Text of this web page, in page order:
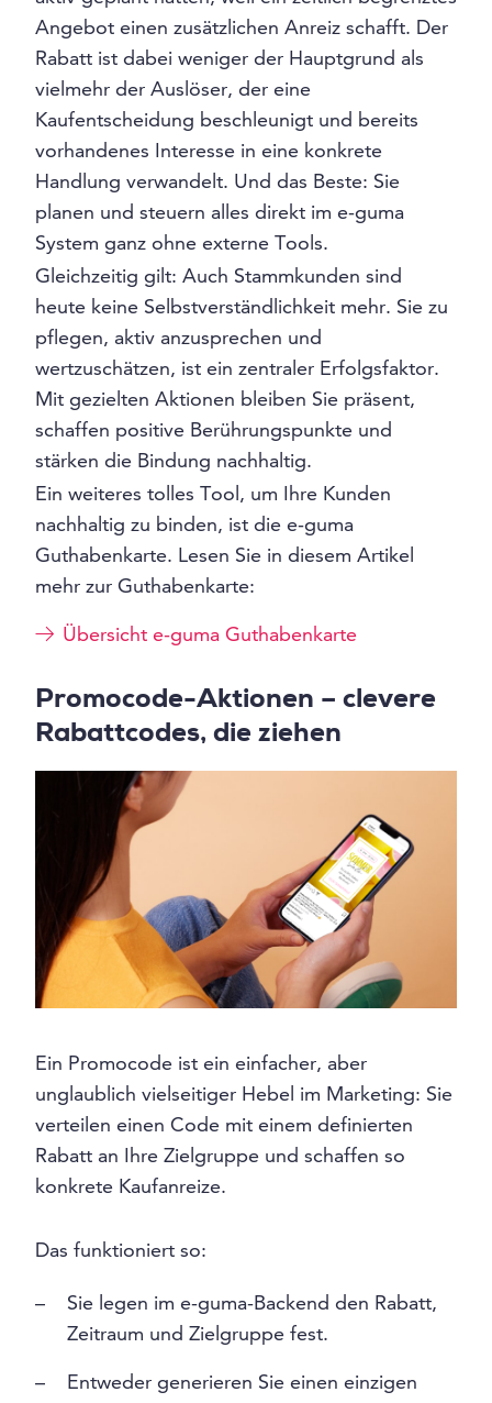
Angebot einen zusätzlichen Anreiz schafft. Der
Rabatt ist dabei weniger der Hauptgrund als
vielmehr der Auslöser, der eine
Kaufentscheidung beschleunigt und bereits
vorhandenes Interesse in eine konkrete
Handlung verwandelt. Und das Beste: Sie
planen und steuern alles direkt im e-guma
System ganz ohne externe Tools.
Gleichzeitig gilt: Auch Stammkunden sind
heute keine Selbstverständlichkeit mehr. Sie zu
pflegen, aktiv anzusprechen und
wertzuschätzen, ist ein zentraler Erfolgsfaktor.
Mit gezielten Aktionen bleiben Sie präsent,
schaffen positive Berührungspunkte und
stärken die Bindung nachhaltig.
Ein weiteres tolles Tool, um Ihre Kunden
nachhaltig zu binden, ist die e-guma
Guthabenkarte. Lesen Sie in diesem Artikel
mehr zur Guthabenkarte:
Übersicht e-guma Guthabenkarte
Promocode-Aktionen – clevere
Rabattcodes, die ziehen
Ein Promocode ist ein einfacher, aber
unglaublich vielseitiger Hebel im Marketing: Sie
verteilen einen Code mit einem definierten
Rabatt an Ihre Zielgruppe und schaffen so
konkrete Kaufanreize.
Das funktioniert so:
Sie legen im e-guma-Backend den Rabatt,
Zeitraum und Zielgruppe fest.
Entweder generieren Sie einen einzigen